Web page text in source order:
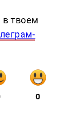
твоем
0